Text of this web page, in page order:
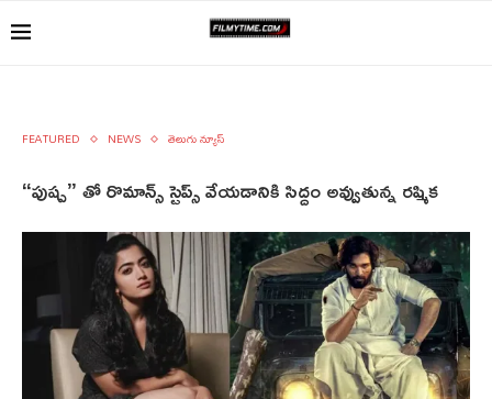
FEATURED NEWS తెలుగు న్యూస్
“పుష్ప” తో రొమాన్స్ స్టెప్స్ వేయడానికి సిద్దం అవ్వుతున్న రష్మిక